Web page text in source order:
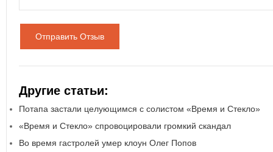
Отправить Отзыв
Другие статьи:
Потапа застали целующимся с солистом «Время и Стекло»
«Время и Стекло» спровоцировали громкий скандал
Во время гастролей умер клоун Олег Попов